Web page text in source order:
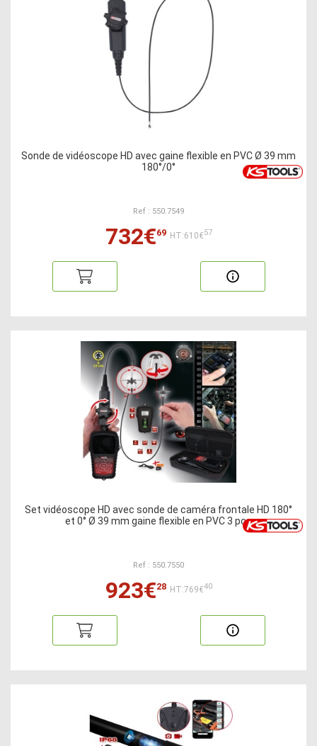
Sonde de vidéoscope HD avec gaine flexible en PVC Ø 39 mm
180°/0°
Ref : 550.7549
732€69 HT:610€57
Set vidéoscope HD avec sonde de caméra frontale HD 180°
et 0° Ø 39 mm gaine flexible en PVC 3 pcs
Ref : 550.7550
923€28 HT:769€40